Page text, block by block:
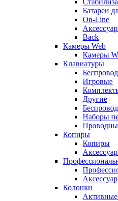
Батареи
On-Line
Back
Камеры Web
Камеры
Клавиатуры
Игровые
Другие
Наборы
Копиры
Копиры
Колонки